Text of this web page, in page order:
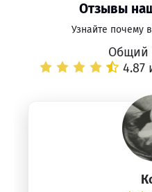
Отзывы
Узнайте почему
Общий
4.87